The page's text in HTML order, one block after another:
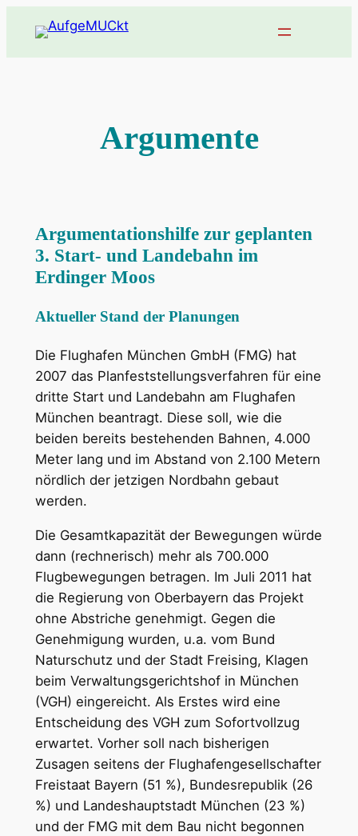
Inhalt
Argumente
Argumentationshilfe zur geplanten
3. Start- und Landebahn im
Erdinger Moos
Aktueller Stand der Planungen
Die Flughafen München GmbH (FMG) hat
2007 das Planfeststellungsverfahren für eine
dritte Start und Landebahn am Flughafen
München beantragt. Diese soll, wie die
beiden bereits bestehenden Bahnen, 4.000
Meter lang und im Abstand von 2.100 Metern
nördlich der jetzigen Nordbahn gebaut
werden.
Die Gesamtkapazität der Bewegungen würde
dann (rechnerisch) mehr als 700.000
Flugbewegungen betragen. Im Juli 2011 hat
die Regierung von Oberbayern das Projekt
ohne Abstriche genehmigt. Gegen die
Genehmigung wurden, u.a. vom Bund
Naturschutz und der Stadt Freising, Klagen
beim Verwaltungsgerichtshof in München
(VGH) eingereicht. Als Erstes wird eine
Entscheidung des VGH zum Sofortvollzug
erwartet. Vorher soll nach bisherigen
Zusagen seitens der Flughafengesellschafter
Freistaat Bayern (51 %), Bundesrepublik (26
%) und Landeshauptstadt München (23 %)
und der FMG mit dem Bau nicht begonnen